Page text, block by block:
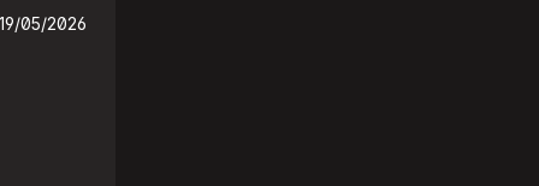
19/05/2026